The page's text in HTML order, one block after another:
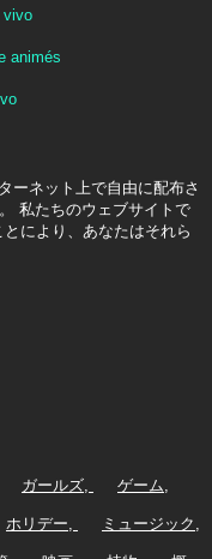
vivo
animés
ーネット上で自由に配布さ
私たちのウェブサイトで
により、あなたはそれら
ガールズ ゲーム
ホリデー ミュージック